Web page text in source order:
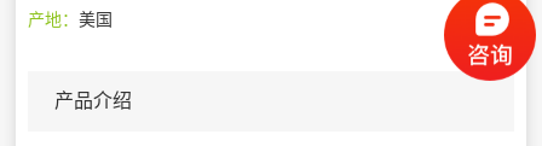
产地：美国
产品介绍